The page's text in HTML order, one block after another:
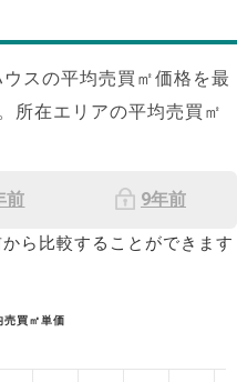
スの平均売買㎡価格を最
所在エリアの平均売買㎡
前 9年前
ら比較することができます
売買㎡単価